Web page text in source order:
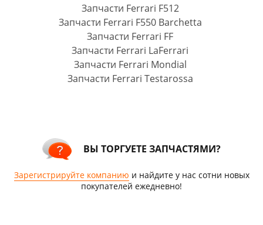
Запчасти Ferrari F512
Запчасти Ferrari F550 Barchetta
Запчасти Ferrari FF
Запчасти Ferrari LaFerrari
Запчасти Ferrari Mondial
Запчасти Ferrari Testarossa
ВЫ ТОРГУЕТЕ ЗАПЧАСТЯМИ?
Зарегистрируйте компанию и найдите у нас сотни новых
покупателей ежедневно!